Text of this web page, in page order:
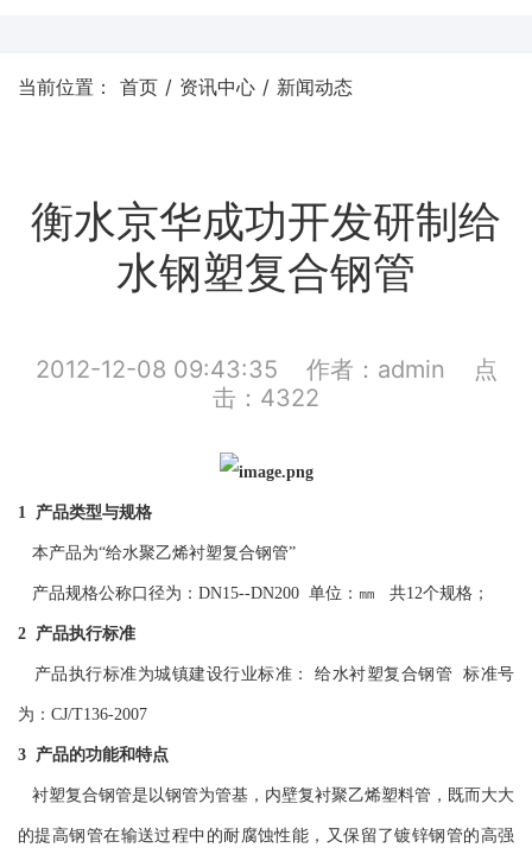
当前位置： 首页 / 资讯中心 / 新闻动态
衡水京华成功开发研制给
水钢塑复合钢管
2012-12-08 09:43:35 作者：admin 点
击：4322
1 产品类型与规格
本产品为“给水聚乙烯衬塑复合钢管”
产品规格公称口径为：DN15--DN200 单位：㎜ 共12个规格；
2 产品执行标准
产品执行标准为城镇建设行业标准： 给水衬塑复合钢管 标准号
为：CJ/T136-2007
3 产品的功能和特点
衬塑复合钢管是以钢管为管基，内壁复衬聚乙烯塑料管，既而大大
的提高钢管在输送过程中的耐腐蚀性能，又保留了镀锌钢管的高强